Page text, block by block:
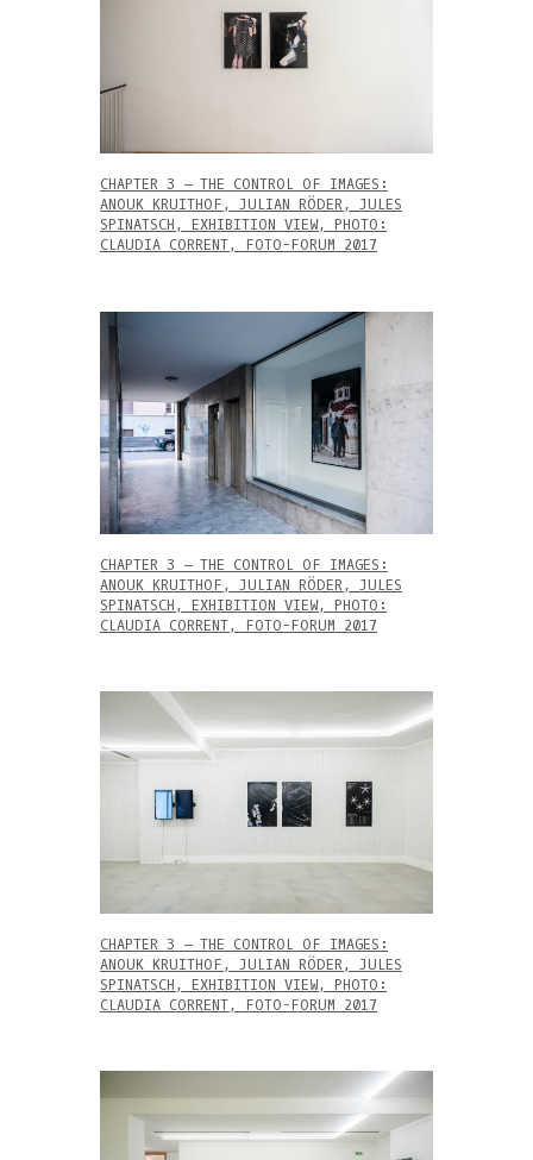
CHAPTER 3 – THE CONTROL OF IMAGES:
ANOUK KRUITHOF, JULIAN RÖDER, JULES
SPINATSCH, EXHIBITION VIEW, PHOTO:
CLAUDIA CORRENT, FOTO-FORUM 2017
CHAPTER 3 – THE CONTROL OF IMAGES:
ANOUK KRUITHOF, JULIAN RÖDER, JULES
SPINATSCH, EXHIBITION VIEW, PHOTO:
CLAUDIA CORRENT, FOTO-FORUM 2017
CHAPTER 3 – THE CONTROL OF IMAGES:
ANOUK KRUITHOF, JULIAN RÖDER, JULES
SPINATSCH, EXHIBITION VIEW, PHOTO:
CLAUDIA CORRENT, FOTO-FORUM 2017